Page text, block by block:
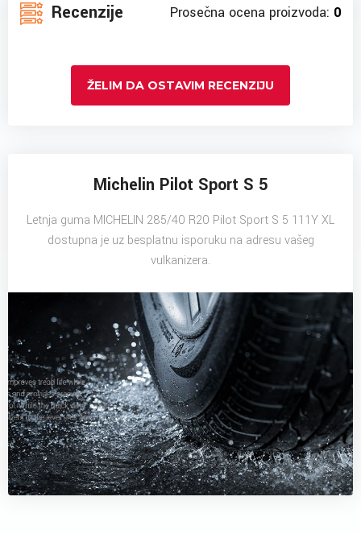
Recenzije Prosečna ocena proizvoda: 0
ŽELIM DA OSTAVIM RECENZIJU
Michelin Pilot Sport S 5
Letnja guma MICHELIN 285/40 R20 Pilot Sport S 5 111Y XL
dostupna je uz besplatnu isporuku na adresu vašeg
vulkanizera.